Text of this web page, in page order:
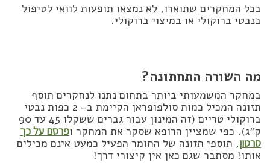
בכל המחקרים שתוארו, לא נמצאו תופעות לוואי לטיפול
בנבטי ברוקולי או במיצוי ברוקולי.
מה השורה התחתונה?
במחקר המשמעותי ביותר בתחום נתנו לנחקרים תוסף
תזונה המכיל כמות סולפופראן הקיימת ב- 2 כפות נבטי
ברוקולי טריים (זה המינון עבור גברים ששקלו 45 עד 90
ק״ג). כפי שמציין הרופא שסקר את המחקר ופרסם על כך
סרטון, תוספי תזונה של החומר הפעיל כמעט אינם מכילים
אותו! מסתבר שגם כאן אין קיצורי דרך!